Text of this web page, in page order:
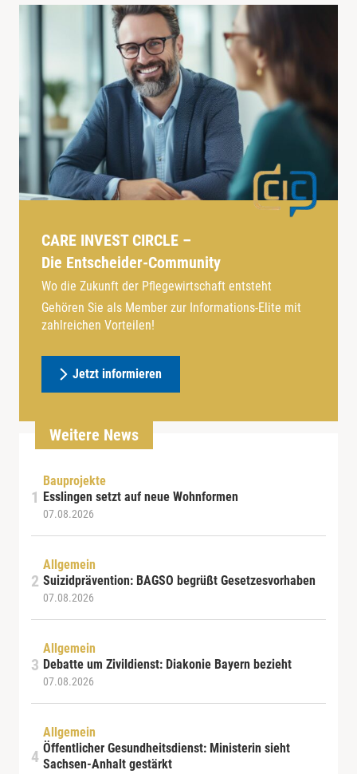
CARE INVEST CIRCLE –
Die Entscheider-Community
Wo die Zukunft der Pflegewirtschaft entsteht
Gehören Sie als Member zur Informations-Elite mit
zahlreichen Vorteilen!
Jetzt informieren
Weitere News
Bauprojekte
Esslingen setzt auf neue Wohnformen
07.08.2026
Allgemein
Suizidprävention: BAGSO begrüßt Gesetzesvorhaben
07.08.2026
Allgemein
Debatte um Zivildienst: Diakonie Bayern bezieht
07.08.2026
Allgemein
Öffentlicher Gesundheitsdienst: Ministerin sieht
Sachsen-Anhalt gestärkt